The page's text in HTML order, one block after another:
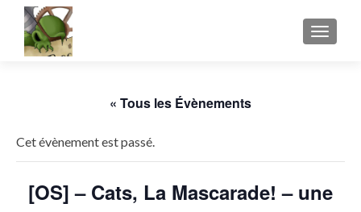
« Tous les Évènements
Cet évènement est passé.
[OS] – Cats, La Mascarade! – une